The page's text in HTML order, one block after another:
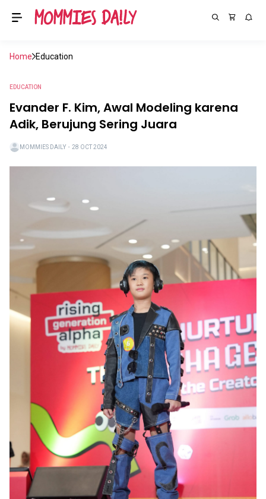
Home Education
EDUCATION
Evander F. Kim, Awal Modeling karena
Adik, Berujung Sering Juara
MOMMIES DAILY ・ 28 OCT 2024